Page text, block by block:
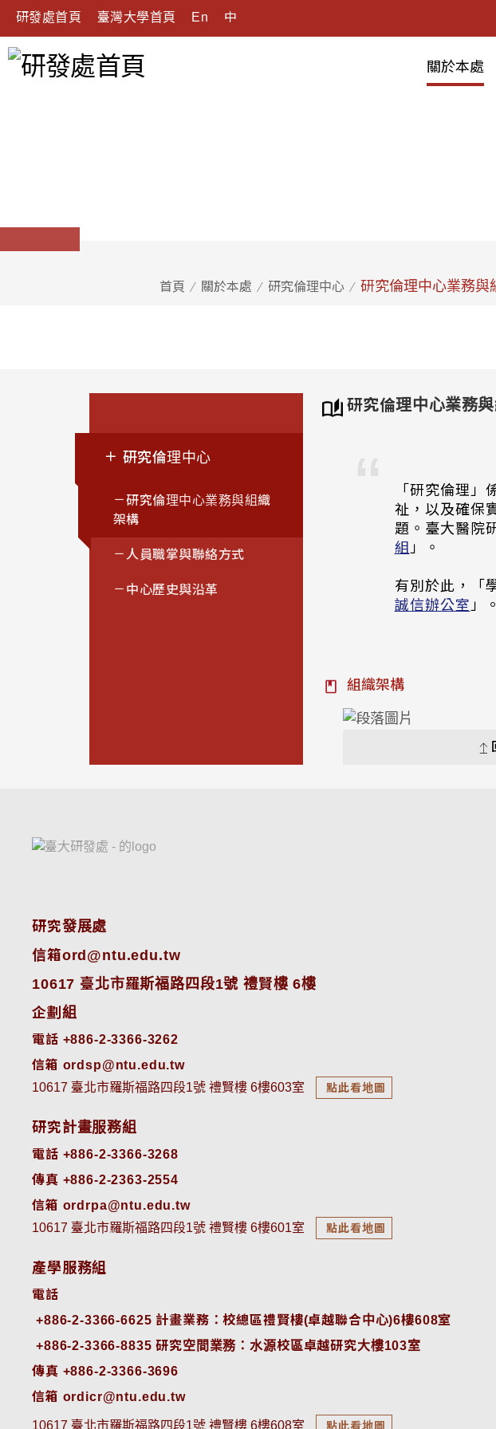
研發處首頁 臺灣大學首頁 En 中
關於本處
首頁 關於本處 研究倫理中心 研究倫理中心業務與
研究倫理中心
研究倫理中心業務與組織
架構
人員職掌與聯絡方式
中心歷史與沿革
研究倫理中心業務
「研究倫理
祉，以及確保
題。臺大醫院
組 」。
有別於此，「
誠信辦公室」。
組織架構
研究發展處
信箱ord@ntu.edu.tw
10617 臺北市羅斯福路四段1號 禮賢樓 6樓
企劃組
電話 +886-2-3366-3262
信箱 ordsp@ntu.edu.tw
10617 臺北市羅斯福路四段1號 禮賢樓 6樓603室
點此看地圖
研究計畫服務組
電話 +886-2-3366-3268
傳真 +886-2-2363-2554
信箱 ordrpa@ntu.edu.tw
10617 臺北市羅斯福路四段1號 禮賢樓 6樓601室
點此看地圖
產學服務組
電話
+886-2-3366-6625 計畫業務：校總區禮賢樓(卓越聯合中心)6樓608室
+886-2-3366-8835 研究空間業務：水源校區卓越研究大樓103室
傳真 +886-2-3366-3696
信箱 ordicr@ntu.edu.tw
10617 臺北市羅斯福路四段1號 禮賢樓 6樓608室 點此看地圖